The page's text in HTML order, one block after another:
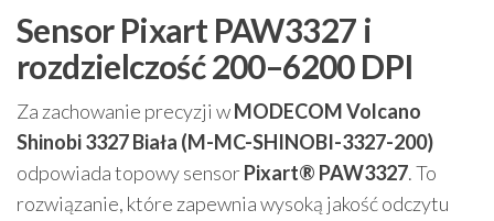
Sensor Pixart PAW3327 i
rozdzielczość 200–6200 DPI
Za zachowanie precyzji wMODECOM Volcano
Shinobi 3327 Biała (M-MC-SHINOBI-3327-200)
odpowiada topowy sensorPixart® PAW3327. To
rozwiązanie, które zapewnia wysoką jakość odczytu